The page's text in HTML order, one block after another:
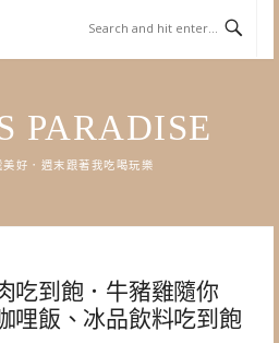
PARADISE
美好．週末跟著我吃喝玩樂
吃到飽．牛豬雞隨你
哩飯、冰品飲料吃到飽